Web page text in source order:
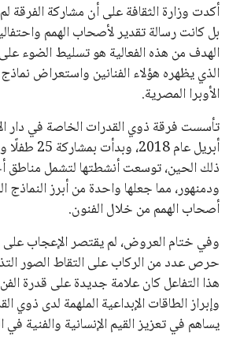
أكدت وزارة الثقافة على أن مشاركة
بل كانت رسالة تقدير لأصحاب الهمم
الهدف من هذه الفعالية هو تسليط الضوء على
الذي يظهره هؤلاء الفنانين واستعراض نماذج
الأوبرا المصرية.
تأسست فرقة ذوي القدرات الخاصة في دار
أبريل عام
ذلك الحين، توسعت أنشطتها لتشمل مناطق
ودمنهور، مما جعلها واحدة من أبرز النماذج
أصحاب الهمم من خلال الفنون.
وفي ختام العروض، لم يقتصر الإعجاب
حرص عدد من الركاب على التقاط الصور
هذا التفاعل كان علامة جديدة على قدرة
وإبراز الطاقات الإبداعية الملهمة لدى ذوي
يساهم في تعزيز القيم الإنسانية والفنية في